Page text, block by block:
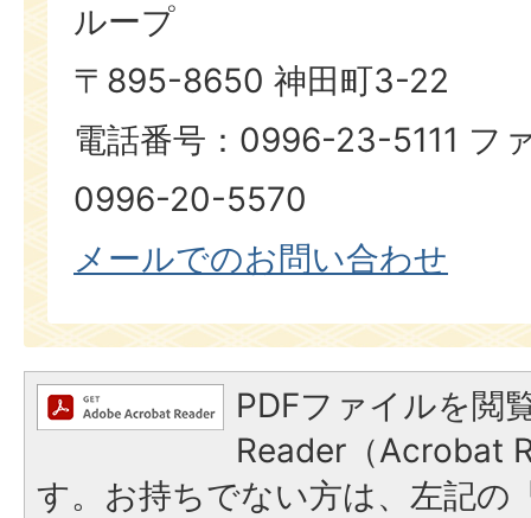
ループ
〒895-8650 神田町3-22
電話番号：0996-23-5111 フ
0996-20-5570
メールでのお問い合わせ
PDFファイルを閲
Reader（Acrobat
す。お持ちでない方は、左記の